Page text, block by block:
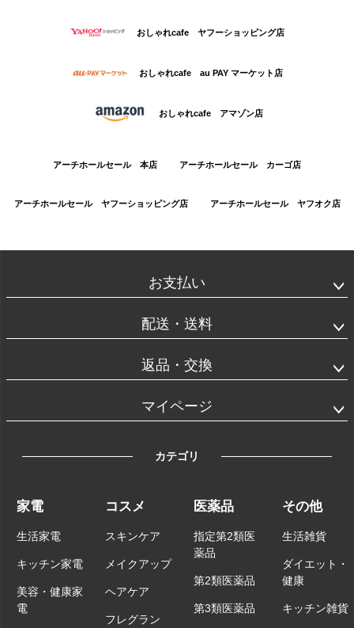
おしゃれcafe ヤフーショッピング店
おしゃれcafe au PAY マーケット店
おしゃれcafe アマゾン店
アーチホールセール 本店 アーチホールセール カーゴ店
アーチホールセール ヤフーショッピング店 アーチホールセール ヤフオク店
お支払い
配送・送料
返品・交換
マイページ
カテゴリ
家電
生活家電
キッチン家電
美容・健康家
電
コスメ
スキンケア
メイクアップ
ヘアケア
フレグラン
医薬品
指定第2類医
薬品
第2類医薬品
第3類医薬品
その他
生活雑貨
ダイエット・
健康
キッチン雑貨